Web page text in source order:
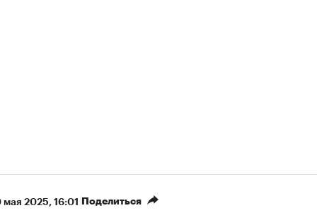
мая 2025, 16:01 Поделиться